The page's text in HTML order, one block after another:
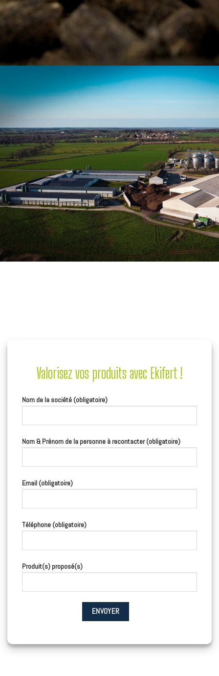
Valorisez vos produits avec Ekifert !
Nom de la société (obligatoire)
Nom & Prénom de la personne à recontacter (obligatoire)
Email (obligatoire)
Téléphone (obligatoire)
Produit(s) proposé(s)